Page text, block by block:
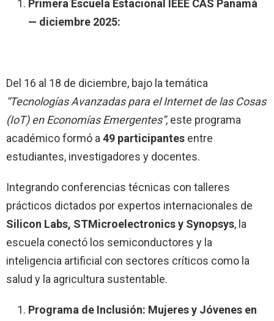
Primera Escuela Estacional IEEE CAS Panamá
— diciembre 2025:
Del 16 al 18 de diciembre, bajo la temática
“Tecnologías Avanzadas para el Internet de las Cosas
(IoT) en Economías Emergentes”, este programa
académico formó a 49 participantes entre
estudiantes, investigadores y docentes.
Integrando conferencias técnicas con talleres
prácticos dictados por expertos internacionales de
Silicon Labs, STMicroelectronics y Synopsys, la
escuela conectó los semiconductores y la
inteligencia artificial con sectores críticos como la
salud y la agricultura sustentable.
Programa de Inclusión: Mujeres y Jóvenes en